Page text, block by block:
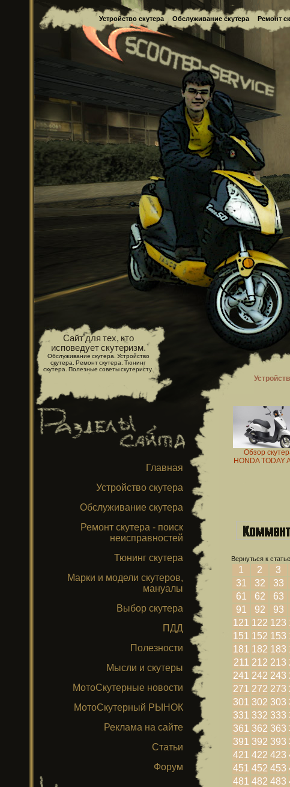
Устройство скутера Обслуживание скутера Ремонт
Сайт для тех, кто
исповедует скутеризм.
Обслуживание скутера. Устройство
скутера. Ремонт скутера. Тюнинг
скутера. Полезные советы скутеристу.
Главная
Устройство скутера
Обслуживание скутера
Ремонт скутера - поиск
неисправностей
Тюнинг скутера
Марки и модели скутеров,
мануалы
Выбор скутера
ПДД
Полезности
Мысли и скутеры
МотоСкутерные новости
МотоСкутерный РЫНОК
Реклама на сайте
Статьи
Форум
Обзор
HONDA TODAY
Вернуться к статье
1 2 3
31
32 33
61
62 63
91
92 93
121 122 123
151 152 153
181 182 183
211 212 213
241 242 243
271 272 273
301 302 303
331 332 333
361 362 363
391 392 393
421 422 423
451 452 453
481 482 483